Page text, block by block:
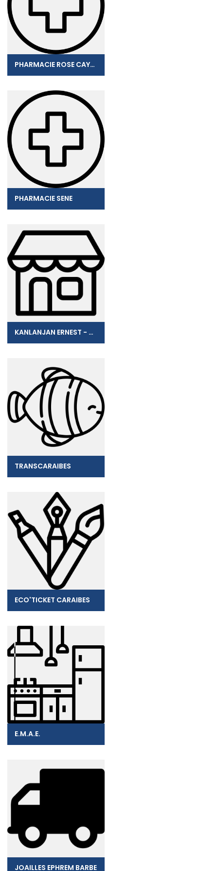
PHARMACIE ROSE CAYENNE
PHARMACIE SENE
KANLANJAN ERNEST - DC-AC
TRANSCARAIBES
ECO'TICKET CARAIBES
E.M.A.E.
JOAILLES EPHREM BARBE